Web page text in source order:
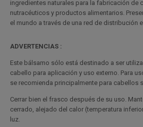
ingredientes naturales para la fabricación de
nutracéuticos y productos alimentarios.
el mundo a través de una red de distribución
ADVERTENCIAS :
Este bálsamo sólo está destinado a ser
cabello para aplicación y uso externo. Para
se recomienda principalmente para cabellos
Cerrar bien el frasco después de su uso.
cerrado, alejado del calor (temperatura
luz.